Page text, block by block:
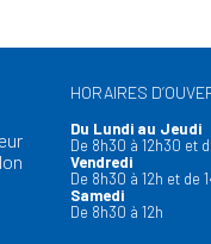
HORAIRES
Du Lundi au Jeudi
De 8h30 à 12h30 et
Vendredi
De 8h30 à 12h et de
Samedi
De 8h30 à 12h